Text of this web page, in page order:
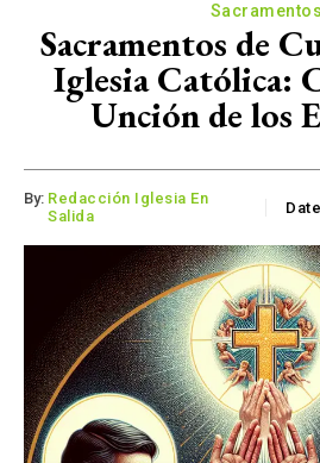
Sacramentos
Sacramentos de
Iglesia Católica:
Unción de los
By: Redacción Iglesia En
Salida